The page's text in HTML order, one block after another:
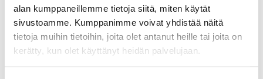
alan kumppaneillemme tietoja siitä, miten käytät
sivustoamme. Kumppanimme voivat yhdistää näitä
tietoja muihin tietoihin, joita olet antanut heille tai joita on
kerätty, kun olet käyttänyt heidän palvelujaan.